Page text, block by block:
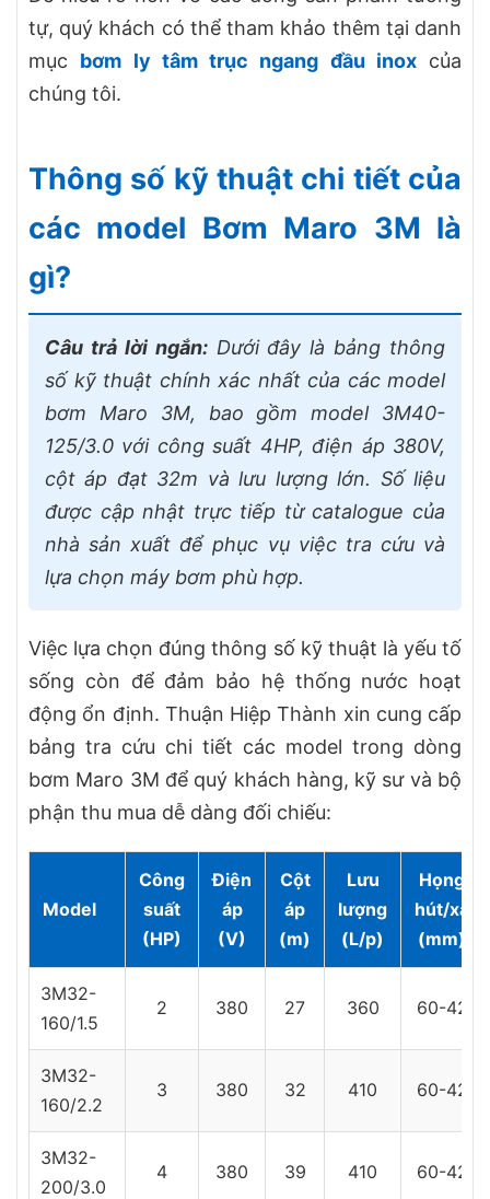
tự, quý khách có thể tham khảo thêm tại danh
mục bơm ly tâm trục ngang đầu inoxcủa
chúng tôi.
Thông số kỹ thuật chi tiết của
các model Bơm Maro 3M là
gì?
Câu trả lời ngắn:Dưới đây là bảng thông
số kỹ thuật chính xác nhất của các model
bơm Maro 3M, bao gồm model 3M40-
125/3.0 với công suất 4HP, điện áp 380V,
cột áp đạt 32m và lưu lượng lớn. Số liệu
được cập nhật trực tiếp từ catalogue của
nhà sản xuất để phục vụ việc tra cứu và
lựa chọn máy bơm phù hợp.
Việc lựa chọn đúng thông số kỹ thuật là yếu tố
sống còn để đảm bảo hệ thống nước hoạt
động ổn định. Thuận Hiệp Thành xin cung cấp
bảng tra cứu chi tiết các model trong dòng
bơm Maro 3M để quý khách hàng, kỹ sư và bộ
phận thu mua dễ dàng đối chiếu:
Model
Công
suất
(HP)
Điện
áp
(V)
Cột
áp
(m)
Lưu
lượng
(L/p)
Họng
hút/xả
(mm)
3M32-
160/1.5
2 380 27 360 60-42
3M32-
160/2.2
3 380 32 410 60-42
3M32-
200/3.0
4 380 39 410 60-42